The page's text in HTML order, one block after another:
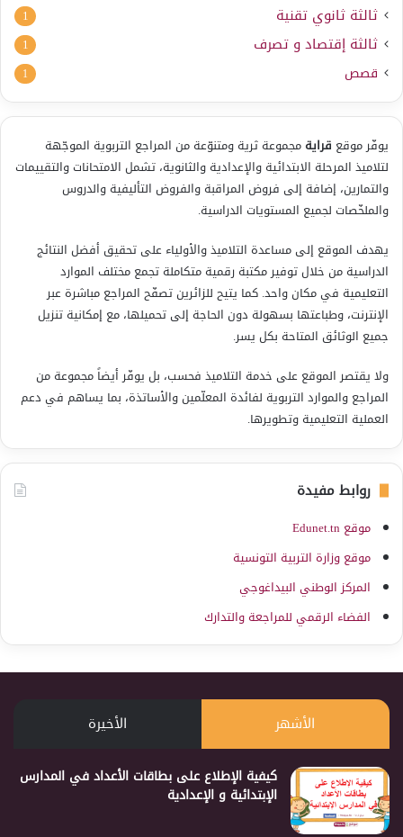
ثالثة ثانوي تقنية 1
ثالثة إقتصاد و تصرف 1
قصص 1
يوفّر موقع قرايةمجموعة ثرية ومتنوّعة من المراجع التربوية الموجّهة
لتلاميذ المرحلة الابتدائية والإعدادية والثانوية، تشمل الامتحانات والتقييمات
والتمارين، إضافة إلى فروض المراقبة والفروض التأليفية والدروس
والملخّصات لجميع المستويات الدراسية.
يهدف الموقع إلى مساعدة التلاميذ والأولياء على تحقيق أفضل النتائج
الدراسية من خلال توفير مكتبة رقمية متكاملة تجمع مختلف الموارد
التعليمية في مكان واحد. كما يتيح للزائرين تصفّح المراجع مباشرة عبر
الإنترنت، وطباعتها بسهولة دون الحاجة إلى تحميلها، مع إمكانية تنزيل
جميع الوثائق المتاحة بكل يسر.
ولا يقتصر الموقع على خدمة التلاميذ فحسب، بل يوفّر أيضاً مجموعة من
المراجع والموارد التربوية لفائدة المعلّمين والأساتذة، بما يساهم في دعم
العملية التعليمية وتطويرها.
روابط مفيدة
موقع Edunet.tn
موقع وزارة التربية التونسية
المركز الوطني البيداغوجي
الفضاء الرقمي للمراجعة والتدارك
الأشهر الأخيرة
كيفية الإطلاع على بطاقات الأعداد في المدارس
الإبتدائية و الإعدادية